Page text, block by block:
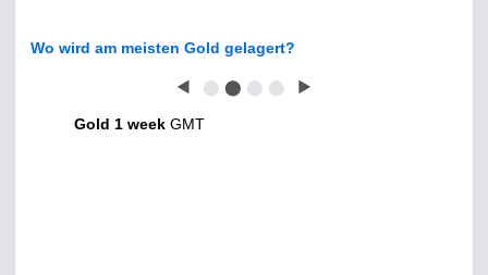
Wo wird am meisten Gold gelagert?
◀ ⬤ ⬤ ⬤ ⬤ ▶
Gold 1 week GMT